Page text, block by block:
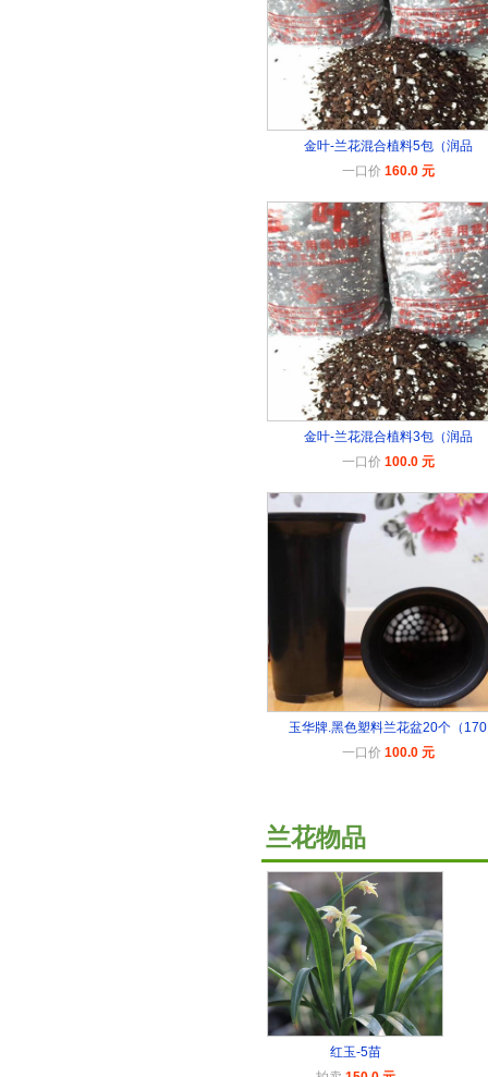
金叶-兰花混合植料5包（润品
一口价 160.0 元
金叶-兰花混合植料3包（润品
一口价 100.0 元
玉华牌.黑色塑料兰花盆20个（170
一口价 100.0 元
兰花物品
红玉-5苗